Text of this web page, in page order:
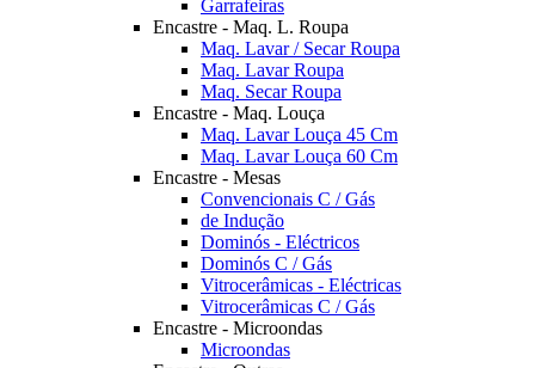
Garrafeiras
Encastre - Maq. L. Roupa
Maq. Lavar / Secar Roupa
Maq. Lavar Roupa
Maq. Secar Roupa
Encastre - Maq. Louça
Maq. Lavar Louça 45 Cm
Maq. Lavar Louça 60 Cm
Encastre - Mesas
Convencionais C / Gás
de Indução
Dominós - Eléctricos
Dominós C / Gás
Vitrocerâmicas - Eléctricas
Vitrocerâmicas C / Gás
Encastre - Microondas
Microondas